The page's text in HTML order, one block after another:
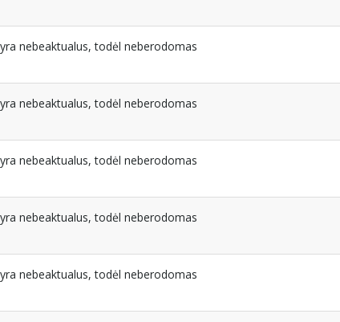
nebeaktualus, todėl neberodomas
nebeaktualus, todėl neberodomas
nebeaktualus, todėl neberodomas
nebeaktualus, todėl neberodomas
nebeaktualus, todėl neberodomas